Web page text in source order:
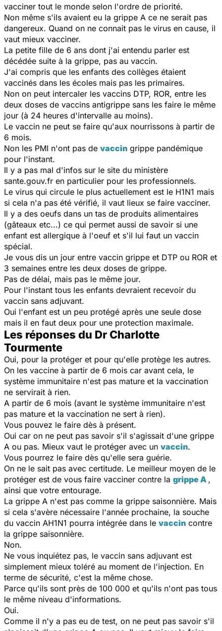
vacciner tout le monde selon l'ordre de priorité.
Non même s'ils avaient eu la grippe A ce ne serait pas
dangereux. Quand on ne connait pas le virus en cause, il
vaut mieux vacciner.
La petite fille de 6 ans dont j'ai entendu parler est
décédée suite à la grippe, pas au vaccin.
J'ai compris que les enfants des collèges étaient
vaccinés dans les écoles mais pas les primaires.
Non on peut intercaler les vaccins DTP, ROR, entre les
deux doses de vaccins antigrippe sans les faire le même
jour (à 24 heures d'intervalle au moins).
Le vaccin ne peut se faire qu'aux nourrissons à partir de
6 mois.
Non les PMI n'ont pas de vaccin grippe pandémique
pour l'instant.
Il y a pas mal d'infos sur le site du ministère
sante.gouv.fr en particulier pour les professionnels.
Le virus qui circule le plus actuellement est le H1N1 mais
si cela n'a pas été vérifié, il vaut lieux se faire vacciner.
Il y a des oeufs dans un tas de produits alimentaires
(gâteaux etc...) ce qui permet aussi de savoir si une
enfant est allergique à l'oeuf et s'il lui faut un vaccin
spécial.
Je vous dis un jour entre vaccin grippe et DTP ou ROR et
3 semaines entre les deux doses de grippe.
Pas de délai, mais pas le même jour.
Pour l'instant tous les enfants devraient recevoir du
vaccin sans adjuvant.
Oui l'enfant est un peu protégé après une seule dose
mais il en faut deux pour une protection maximale.
Les réponses du Dr Charlotte
Tourmente
Oui, pour la protéger et pour qu'elle protège les autres.
On les vaccine à partir de 6 mois car avant cela, le
système immunitaire n'est pas mature et la vaccination
ne servirait à rien.
A partir de 6 mois (avant le système immunitaire n'est
pas mature et la vaccination ne sert à rien).
Vous pouvez le faire dès à présent.
Oui car on ne peut pas savoir s'il s'agissait d'une grippe
A ou pas. Mieux vaut le protéger avec un vaccin.
Vous pourrez le faire dès qu'elle sera guérie.
On ne le sait pas avec certitude. Le meilleur moyen de le
protéger est de vous faire vacciner contre la grippe A ,
ainsi que votre entourage.
La grippe A n'est pas comme la grippe saisonnière. Mais
si cela s'avère nécessaire l'année prochaine, la souche
du vaccin AH1N1 pourra intégrée dans le vaccin contre
la grippe saisonnière.
Non.
Ne vous inquiétez pas, le vaccin sans adjuvant est
simplement mieux toléré au moment de l'injection. En
terme de sécurité, c'est la même chose.
Parce qu'ils sont près de 100 000 et qu'ils n'ont pas tous
le même niveau d'informations.
Oui.
Comme il n'y a pas eu de test, on ne peut pas savoir s'il